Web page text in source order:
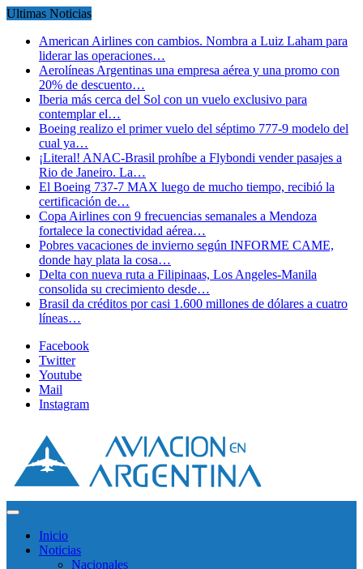
Ultimas Noticias
American Airlines con cambios. Nombra a Luiz Laham para
liderar las operaciones…
Aerolíneas Argentinas una empresa aérea y una promo con
20% de descuento…
Iberia más cerca del Sol con un vuelo exclusivo para
contemplar el…
Boeing realizo el primer vuelo del séptimo 777-9 modelo del
cual ya…
¡Literal! ANAC-Brasil prohíbe a Flybondi vender pasajes a
Rio de Janeiro. La…
El Boeing 737-7 MAX luego de mucho tiempo, recibió la
certificación de…
Copa Airlines con 9 frecuencias semanales a Mendoza
fortalece la conectividad aérea…
Pobres vacaciones de invierno según INFORME CAME,
donde hay plata la cosa…
Delta con nueva ruta a Filipinaas, Los Angeles-Manila
consolida su crecimiento desde…
Brasil da créditos por casi 1.600 millones de dólares a cuatro
líneas…
Facebook
Twitter
Youtube
Mail
Instagram
Inicio
Noticias
Nacionales